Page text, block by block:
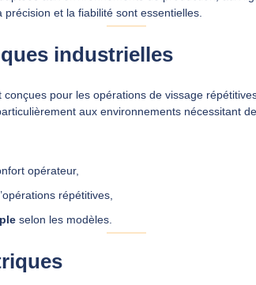
et la fiabilité sont essentielles.
industrielles
conçues pour les opérations de vissage
aux environnements nécessitant
opérateur,
répétitives,
selon les modèles.